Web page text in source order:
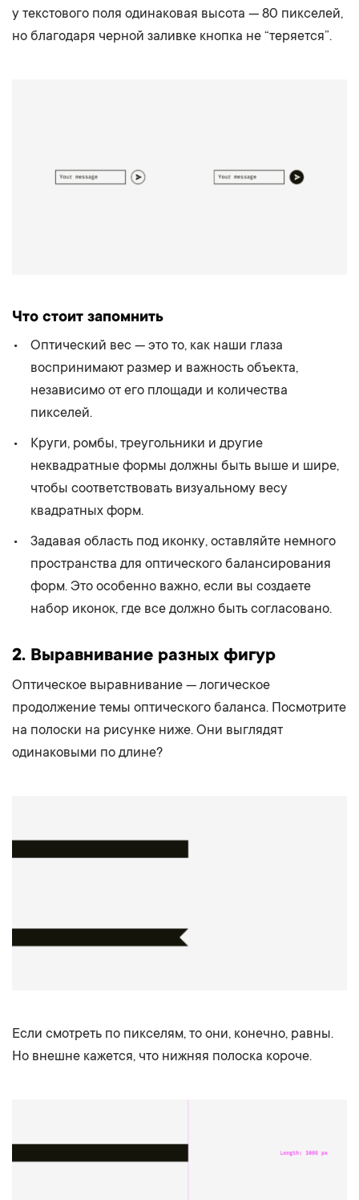
у текстового поля одинаковая высота — 80 пикселей,
но благодаря черной заливке кнопка не “теряется”.
Что стоит запомнить
Оптический вес — это то, как наши глаза
воспринимают размер и важность объекта,
независимо от его площади и количества
пикселей.
Круги, ромбы, треугольники и другие
неквадратные формы должны быть выше и шире,
чтобы соответствовать визуальному весу
квадратных форм.
Задавая область под иконку, оставляйте немного
пространства для оптического балансирования
форм. Это особенно важно, если вы создаете
набор иконок, где все должно быть согласовано.
2. Выравнивание разных фигур
Оптическое выравнивание — логическое
продолжение темы оптического баланса. Посмотрите
на полоски на рисунке ниже. Они выглядят
одинаковыми по длине?
Если смотреть по пикселям, то они, конечно, равны.
Но внешне кажется, что нижняя полоска короче.